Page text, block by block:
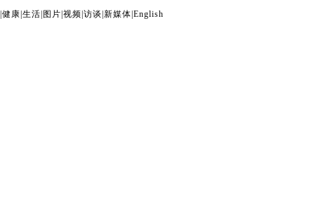
健康 生活 图片 视频 访谈 新媒体 English